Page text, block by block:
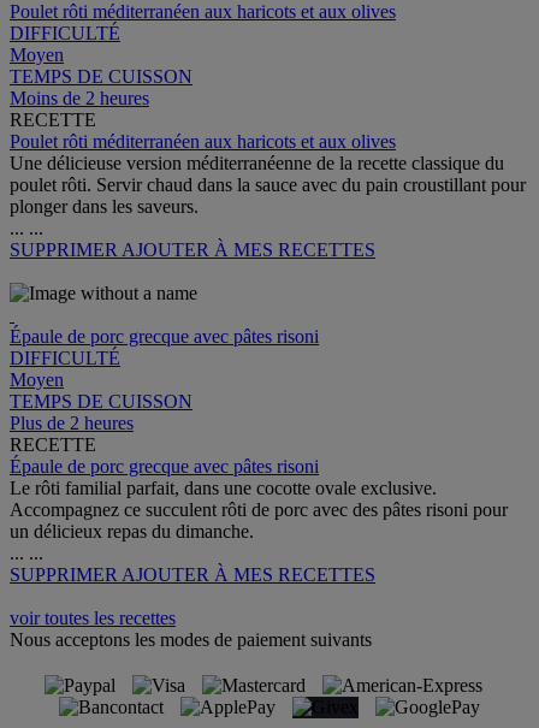
Poulet rôti méditerranéen aux haricots et aux olives
DIFFICULTÉ
Moyen
TEMPS DE CUISSON
Moins de 2 heures
RECETTE
Poulet rôti méditerranéen aux haricots et aux olives
Une délicieuse version méditerranéenne de la recette classique du
poulet rôti. Servir chaud dans la sauce avec du pain croustillant pour
plonger dans les saveurs.
... ...
SUPPRIMER AJOUTER À MES RECETTES
Épaule de porc grecque avec pâtes risoni
DIFFICULTÉ
Moyen
TEMPS DE CUISSON
Plus de 2 heures
RECETTE
Épaule de porc grecque avec pâtes risoni
Le rôti familial parfait, dans une cocotte ovale exclusive.
Accompagnez ce succulent rôti de porc avec des pâtes risoni pour
un délicieux repas du dimanche.
... ...
SUPPRIMER AJOUTER À MES RECETTES
voir toutes les recettes
Nous acceptons les modes de paiement suivants